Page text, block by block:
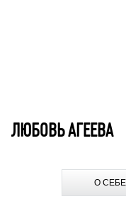
ЛЮБОВЬ АГЕЕВА
О СЕБЕ